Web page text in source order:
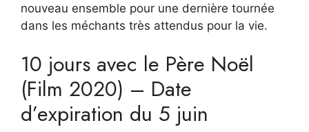
nouveau ensemble pour une dernière tournée
dans les méchants très attendus pour la vie.
10 jours avec le Père Noël
(Film 2020) – Date
d’expiration du 5 juin